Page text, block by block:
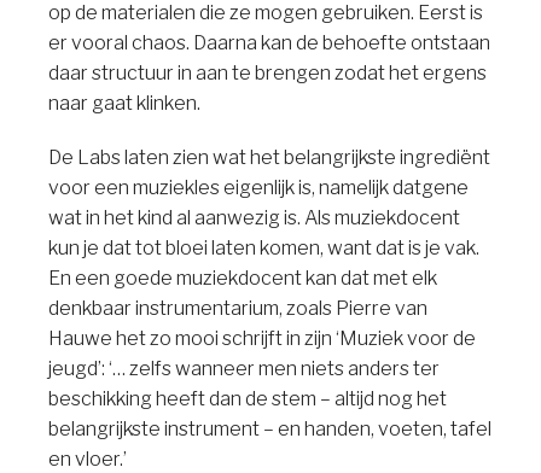
op de materialen die ze mogen gebruiken. Eerst is
er vooral chaos. Daarna kan de behoefte ontstaan
daar structuur in aan te brengen zodat het ergens
naar gaat klinken.
De Labs laten zien wat het belangrijkste ingrediënt
voor een muziekles eigenlijk is, namelijk datgene
wat in het kind al aanwezig is. Als muziekdocent
kun je dat tot bloei laten komen, want dat is je vak.
En een goede muziekdocent kan dat met elk
denkbaar instrumentarium, zoals Pierre van
Hauwe het zo mooi schrijft in zijn ‘Muziek voor de
jeugd’: ‘… zelfs wanneer men niets anders ter
beschikking heeft dan de stem – altijd nog het
belangrijkste instrument – en handen, voeten, tafel
en vloer.’